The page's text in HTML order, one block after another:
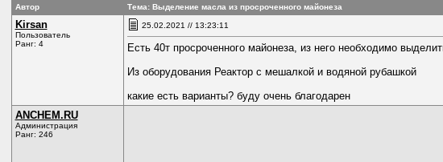
Автор Тема: Выделение масла из просроченного майонеза
Kirsan
Пользователь
Ранг: 4
25.02.2021 // 13:23:11
Есть 40т просроченного майонеза, из него необходимо
Из оборудования Реактор с мешалкой и водяной рубашкой
какие есть варианты? буду очень благодарен
ANCHEM.RU
Администрация
Ранг: 246